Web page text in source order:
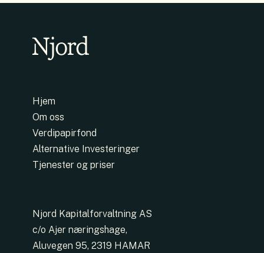
Hjem
Om oss
Verdipapirfond
Alternative Investeringer
Tjenester og priser
Njord Kapitalforvaltning AS
c/o Ajer næringshage,
Aluvegen 95, 2319 HAMAR